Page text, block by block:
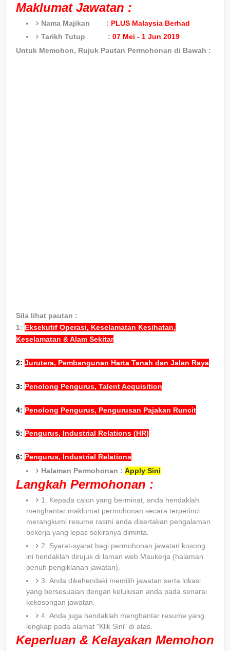
Maklumat Jawatan :
Nama Majikan : PLUS Malaysia Berhad
Tarikh Tutup : 07 Mei - 1 Jun 2019
Untuk Memohon, Rujuk Pautan Permohonan di Bawah :
Sila lihat pautan :
1: Eksekutif Operasi, Keselamatan Kesihatan,
Keselamatan & Alam Sekitar
2: Jurutera, Pembangunan Harta Tanah dan Jalan Raya
3: Penolong Pengurus, Talent Acquisition
4: Penolong Pengurus, Pengurusan Pajakan Runcit
5: Pengurus, Industrial Relations (HR)
6: Pengurus, Industrial Relations
Halaman Permohonan : Apply Sini
Langkah Permohonan :
1. Kepada calon yang berminat, anda hendaklah
menghantar maklumat permohonan secara terperinci
merangkumi resume rasmi anda disertakan pengalaman
bekerja yang lepas sekiranya diminta.
2. Syarat-syarat bagi permohonan jawatan kosong
ini hendaklah dirujuk di laman web Maukerja (halaman
penuh pengiklanan jawatan).
3. Anda dikehendaki memilih jawatan serta lokasi
yang bersesuaian dengan kelulusan anda pada senarai
kekosongan jawatan.
4. Anda juga hendaklah menghantar resume yang
lengkap pada alamat "Klik Sini" di atas.
Keperluan & Kelayakan Memohon